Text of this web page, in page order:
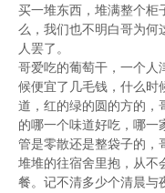
买一堆东西，堆满整个柜
么，我们也不明白哥为何
人罢了。
哥爱吃的葡萄干，一个人
候便宜了几毛钱，什么时
道，红的绿的圆的方的，
的哪一个味道好吃，哪一
管是零散还是整袋子的，
堆堆的往宿舍里抱，从不
餐。记不清多少个清晨与